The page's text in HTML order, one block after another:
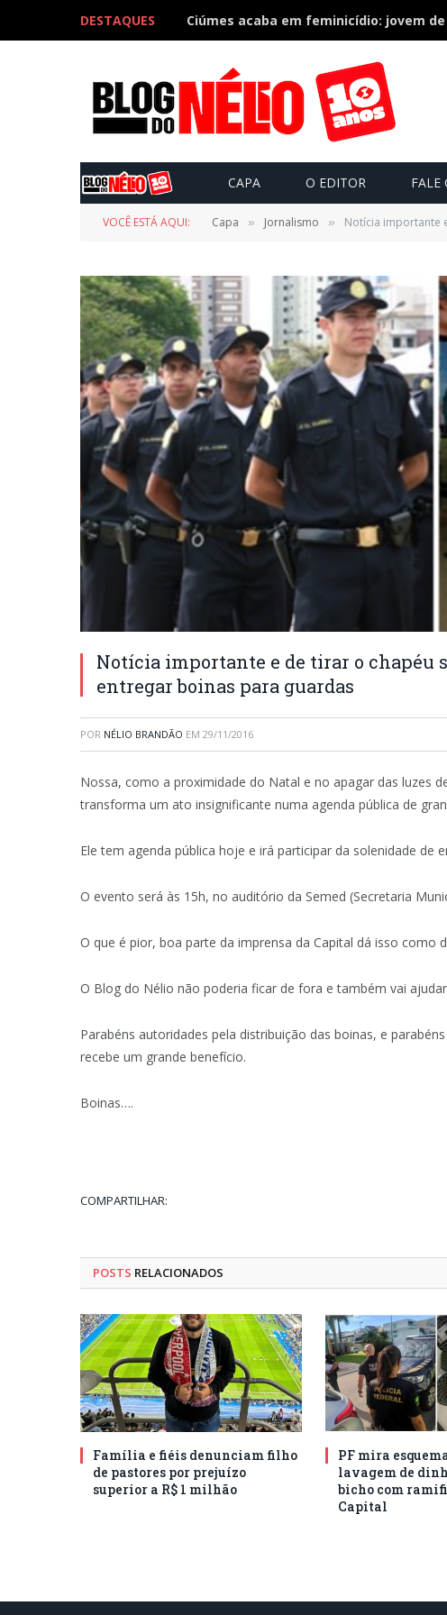
DESTAQUES
CAPA O EDITOR FALE
VOCÊ ESTÁ AQUI: Capa » Jornalismo » Notícia importante
Notícia importante e de tirar o chapéu
entregar boinas para guardas
POR NÉLIO BRANDÃO EM 29/11/2016
Nossa, como a proximidade do Natal e no apagar das luzes
transforma um ato insignificante numa agenda pública de
Ele tem agenda pública hoje e irá participar da solenidade de
O evento será às 15h, no auditório da Semed (Secretaria
O que é pior, boa parte da imprensa da Capital dá isso como
O Blog do Nélio não poderia ficar de fora e também vai
Parabéns autoridades pela distribuição das boinas, e
recebe um grande benefício.
Boinas….
COMPARTILHAR:
POSTS RELACIONADOS
Família e fiéis denunciam filho
de pastores por prejuízo
superior a R$ 1 milhão
PF mira
lavagem de
bicho com
Capital